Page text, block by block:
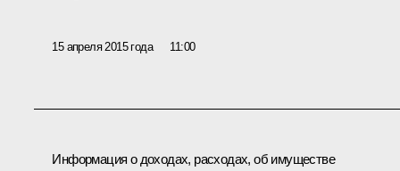
15 апреля 2015 года 11:00
Информация о доходах, расходах, об имуществе